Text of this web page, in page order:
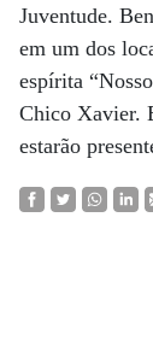
Juventude.
em um dos
espírita
Chico Xavier.
estarão